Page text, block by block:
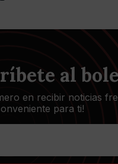
al
en recibir noticias
para ti!